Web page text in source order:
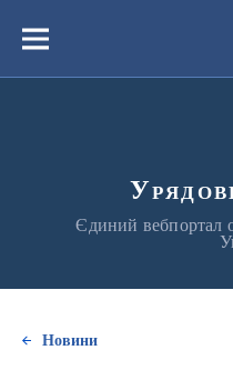
вмістуМеню
Єдиний вебпортал
Новини